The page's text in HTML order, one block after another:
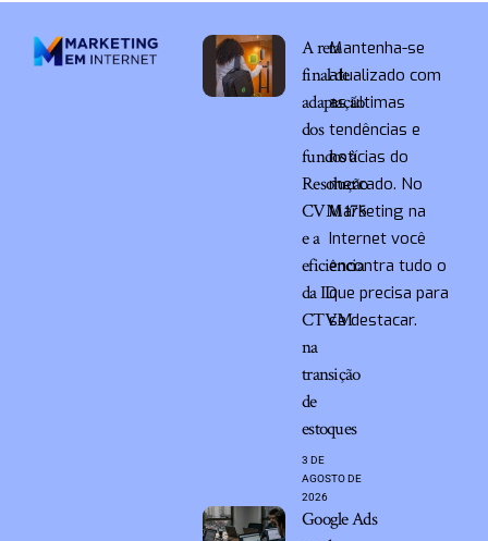
A reta
final de
adaptação
dos
fundos à
Resolução
CVM 175
e a
eficiência
da ID
CTVM
na
transição
de
estoques
3 DE
AGOSTO DE
2026
Google Ads
Mantenha-se
atualizado com
as últimas
tendências e
notícias do
mercado. No
Marketing na
Internet você
encontra tudo o
que precisa para
se destacar.